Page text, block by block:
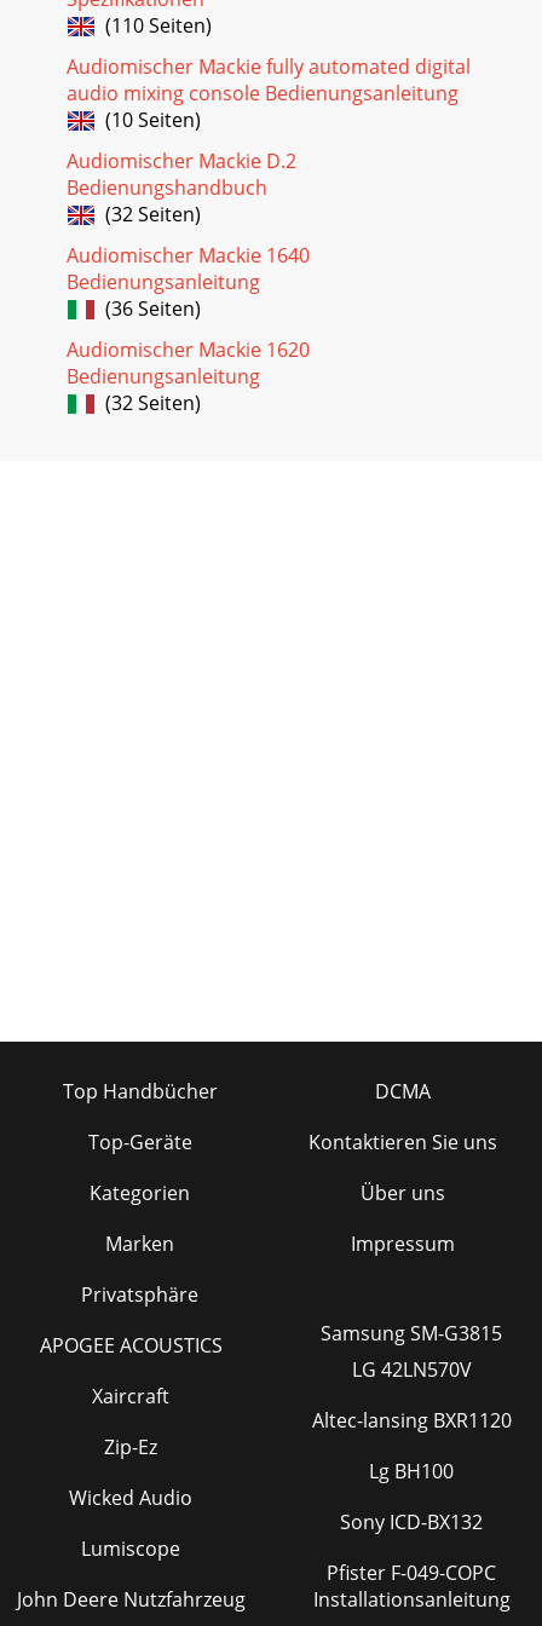
Seite 36
9BedienungshandbuchBedienungshandbuch Karaoke-
System
DATESERIAL NUMBERWARNING: TO R
(110 Seiten)
Audiomischer Mackie fully automated digital
audio mixing console Bedienungsanleitung
(10 Seiten)
Audiomischer Mackie D.2
Bedienungshandbuch
(32 Seiten)
Audiomischer Mackie 1640
Bedienungsanleitung
(36 Seiten)
Audiomischer Mackie 1620
Bedienungsanleitung
(32 Seiten)
Top Handbücher
Top-Geräte
Kategorien
Marken
Privatsphäre
DCMA
Kontaktieren Sie uns
Über uns
Impressum
APOGEE ACOUSTICS
Xaircraft
Zip-Ez
Wicked Audio
Lumiscope
John Deere Nutzfahrzeug
Samsung SM-G3815
LG 42LN570V
Altec-lansing BXR1120
Lg BH100
Sony ICD-BX132
Pfister F-049-COPC
Installationsanleitung